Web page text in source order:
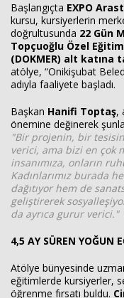
Başlangıçta EXPO
kursu, kursiyerlerin
doğrultusunda 22 Gün
Topçuoğlu Özel
(DOKMER) alt katına
atölye, “Onikişubat
adıyla faaliyete başladı.
Başkan Hanifi Toptaş,
önemine değinerek
"Bir projenin, bir
verici, ama bizi en çok
insanımıza, onların
Kadınlarımız burada
dağıtıyor hem de
geliştirerek
da ayrıca gurur verici."
4,5 AY SÜREN YOĞUN
Atölye bünyesinde
eğitimlerde kursiyerler,
öğrenme fırsatı buldu.